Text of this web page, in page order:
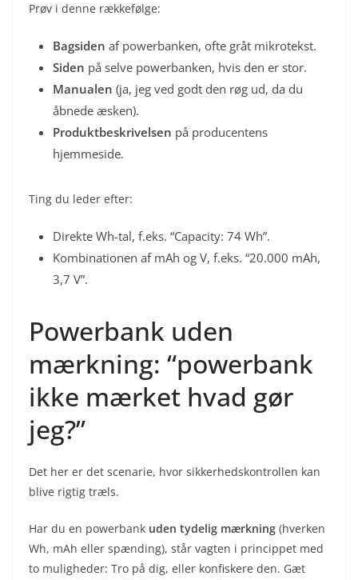
Prøv i denne rækkefølge:
Bagsiden af powerbanken, ofte gråt mikrotekst.
Siden på selve powerbanken, hvis den er stor.
Manualen (ja, jeg ved godt den røg ud, da du
åbnede æsken).
Produktbeskrivelsen på producentens
hjemmeside.
Ting du leder efter:
Direkte Wh-tal, f.eks. “Capacity: 74 Wh”.
Kombinationen af mAh og V, f.eks. “20.000 mAh,
3,7 V”.
Powerbank uden
mærkning: “powerbank
ikke mærket hvad gør
jeg?”
Det her er det scenarie, hvor sikkerhedskontrollen kan
blive rigtig træls.
Har du en powerbank uden tydelig mærkning (hverken
Wh, mAh eller spænding), står vagten i princippet med
to muligheder: Tro på dig, eller konfiskere den. Gæt